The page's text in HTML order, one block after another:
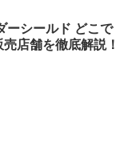
ーシールド どこで
店舗を徹底解説！